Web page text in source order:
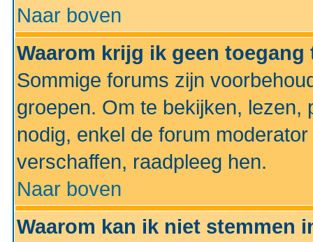
Naar boven
Waarom krijg ik geen
Sommige forums zijn
groepen. Om te bekijken, lezen,
nodig, enkel de forum
verschaffen, raadpleeg hen.
Naar boven
Waarom kan ik niet stemmen